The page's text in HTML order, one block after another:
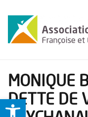
Ouvrir la barre d’outils
MONIQUE
DETTE DE